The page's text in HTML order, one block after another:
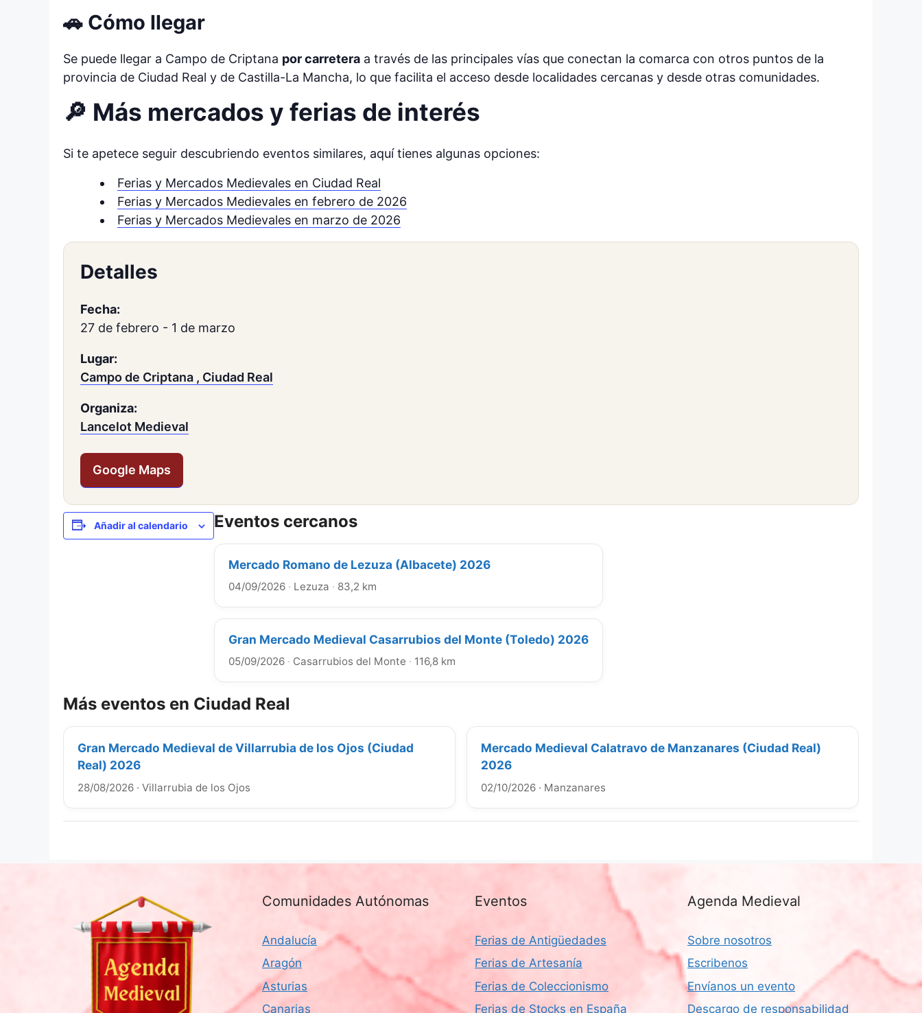
🚗 Cómo llegar
Se puede llegar a Campo de Criptana por carretera a través de las principales vías que conectan la comarca con otros puntos de la
provincia de Ciudad Real y de Castilla-La Mancha, lo que facilita el acceso desde localidades cercanas y desde otras comunidades.
🔎 Más mercados y ferias de interés
Si te apetece seguir descubriendo eventos similares, aquí tienes algunas opciones:
Ferias y Mercados Medievales en Ciudad Real
Ferias y Mercados Medievales en febrero de 2026
Ferias y Mercados Medievales en marzo de 2026
Detalles
Fecha:
27 de febrero - 1 de marzo
Lugar:
Campo de Criptana , Ciudad Real
Organiza:
Lancelot Medieval
Google Maps
Añadir al calendario Eventos cercanos
Mercado Romano de Lezuza (Albacete) 2026
04/09/2026 · Lezuza · 83,2 km
Gran Mercado Medieval Casarrubios del Monte (Toledo) 2026
05/09/2026 · Casarrubios del Monte · 116,8 km
Más eventos en Ciudad Real
Gran Mercado Medieval de Villarrubia de los Ojos (Ciudad
Real) 2026
28/08/2026 · Villarrubia de los Ojos
Mercado Medieval Calatravo de Manzanares (Ciudad Real)
2026
02/10/2026 · Manzanares
Comunidades Autónomas
Andalucía
Aragón
Asturias
Canarias
Eventos
Ferias de Antigüedades
Ferias de Artesanía
Ferias de Coleccionismo
Ferias de Stocks en España
Agenda Medieval
Sobre nosotros
Escribenos
Envíanos un evento
Descargo de responsabilidad